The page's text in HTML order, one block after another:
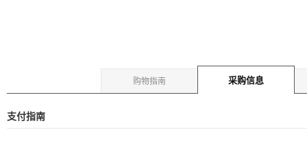
购物指南 采购信息
支付指南